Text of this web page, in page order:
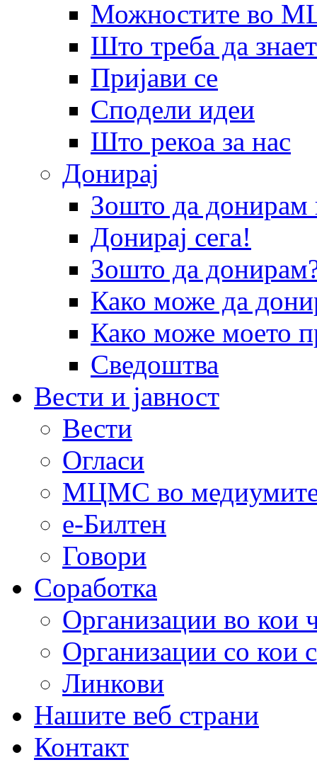
Можностите во
Што треба да
Пријави се
Сподели идеи
Што рекоа за нас
Донирај
Зошто да
Донирај сега!
Зошто да
Како може да
Како може моето
Сведоштва
Вести и јавност
Вести
Огласи
МЦМС во
е-Билтен
Говори
Соработка
Организации во кои
Организации со кои
Линкови
Нашите веб страни
Контакт